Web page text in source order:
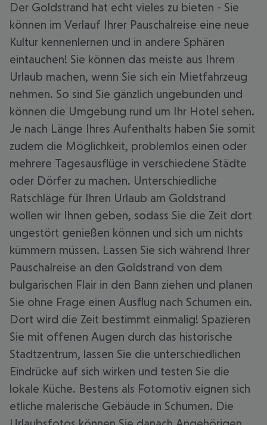
Der Goldstrand hat echt vieles zu bieten - Sie
können im Verlauf Ihrer Pauschalreise eine neue
Kultur kennenlernen und in andere Sphären
eintauchen! Sie können das meiste aus Ihrem
Urlaub machen, wenn Sie sich ein Mietfahrzeug
nehmen. So sind Sie gänzlich ungebunden und
können die Umgebung rund um Ihr Hotel sehen.
Je nach Länge Ihres Aufenthalts haben Sie somit
zudem die Möglichkeit, problemlos einen oder
mehrere Tagesausflüge in verschiedene Städte
oder Dörfer zu machen. Unterschiedliche
Ratschläge für Ihren Urlaub am Goldstrand
wollen wir Ihnen geben, sodass Sie die Zeit dort
ungestört genießen können und sich um nichts
kümmern müssen. Lassen Sie sich während Ihrer
Pauschalreise an den Goldstrand von dem
bulgarischen Flair in den Bann ziehen und planen
Sie ohne Frage einen Ausflug nach Schumen ein.
Dort wird die Zeit bestimmt einmalig! Spazieren
Sie mit offenen Augen durch das historische
Stadtzentrum, lassen Sie die unterschiedlichen
Eindrücke auf sich wirken und testen Sie die
lokale Küche. Bestens als Fotomotiv eignen sich
etliche malerische Gebäude in Schumen. Die